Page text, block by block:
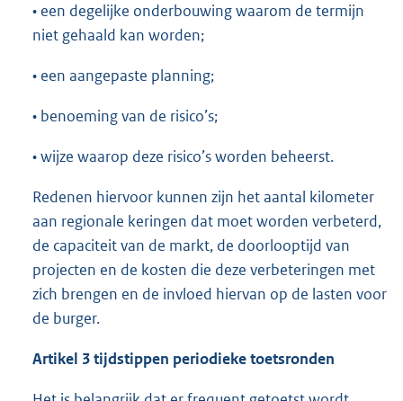
• een degelijke onderbouwing waarom de termijn
niet gehaald kan worden;
• een aangepaste planning;
• benoeming van de risico’s;
• wijze waarop deze risico’s worden beheerst.
Redenen hiervoor kunnen zijn het aantal kilometer
aan regionale keringen dat moet worden verbeterd,
de capaciteit van de markt, de doorlooptijd van
projecten en de kosten die deze verbeteringen met
zich brengen en de invloed hiervan op de lasten voor
de burger.
Artikel 3 tijdstippen periodieke toetsronden